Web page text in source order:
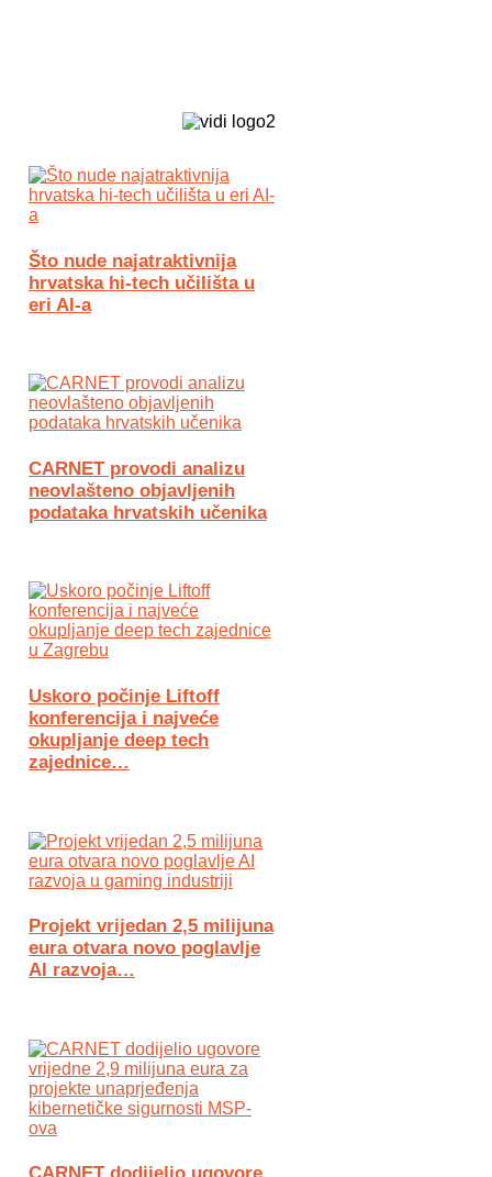
Što nude najatraktivnija
hrvatska hi-tech učilišta u
eri AI-a
CARNET provodi analizu
neovlašteno objavljenih
podataka hrvatskih učenika
Uskoro počinje Liftoff
konferencija i najveće
okupljanje deep tech
zajednice…
Projekt vrijedan 2,5 milijuna
eura otvara novo poglavlje
AI razvoja…